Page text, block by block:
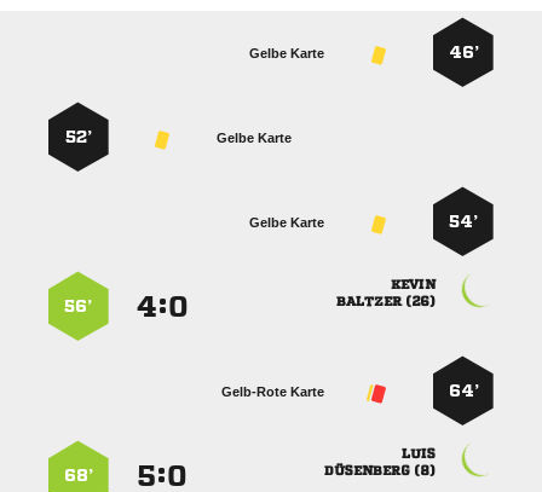
46’
Gelbe Karte
Gelbe Karte
52’
54’
Gelbe Karte

 
:
56’
64’
Gelb-Rote Karte

 
:
68’